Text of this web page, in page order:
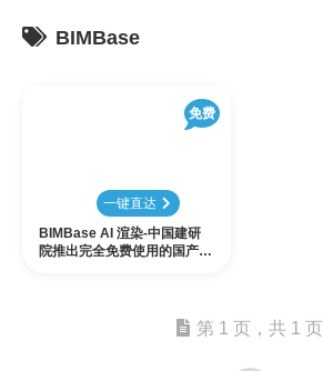
BIMBase
免费
一键直达
BIMBase AI 渲染-中国建研
院推出完全免费使用的国产设
第 1 页，共 1 页